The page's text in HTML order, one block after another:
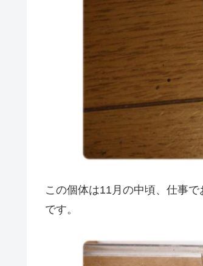
この個体は11月の中頃、仕事
です。